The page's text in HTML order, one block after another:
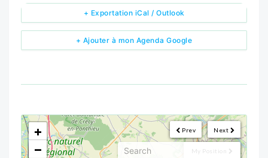
+ Ajouter à mon Agenda Google
+ Exportation iCal / Outlook
Next
Prev
My Position
<!---->
+
−